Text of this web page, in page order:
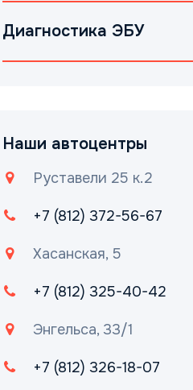
Диагностика ЭБУ
Наши автоцентры
Руставели 25 к.2
+7 (812) 372-56-67
Хасанская, 5
+7 (812) 325-40-42
Энгельса, 33/1
+7 (812) 326-18-07